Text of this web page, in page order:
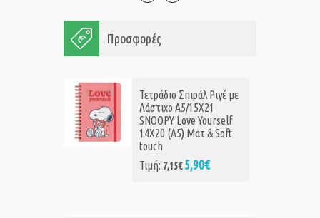
Προσφορές
Τετράδιο Σπιράλ Ριγέ με
Λάστιχο A5/15X21
SNOOPY Love Yourself
14X20 (Α5) Ματ & Soft
touch
Τιμή:7,15€ 5,90€